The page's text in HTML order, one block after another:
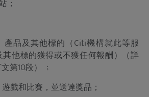
；
產品及其他標的（Citi機構就此等服
其他標的獲得或不獲任何報酬）（詳
第10段） ﹔
戲和比賽，並送達獎品；